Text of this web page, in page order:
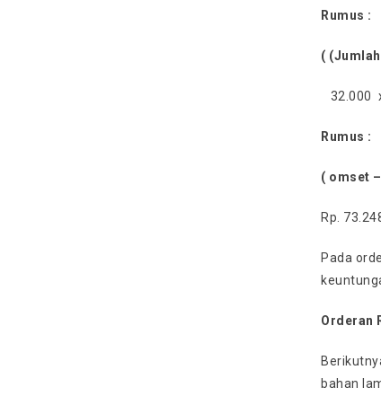
Rumus :
(
32.000
Rumus :
( omset
Rp.
Pada
Orderan
bahan